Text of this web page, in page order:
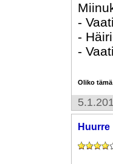
-
-
-
Oliko
Huurre